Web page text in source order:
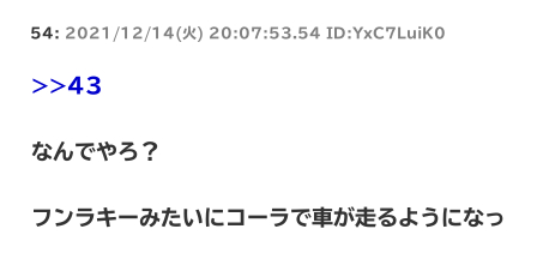
54: 2021/12/14(火) 20:07:53.54 ID:YxC7LuiK0
>>43
なんでやろ？
フンラキーみたいにコーラで車が走るようになっ